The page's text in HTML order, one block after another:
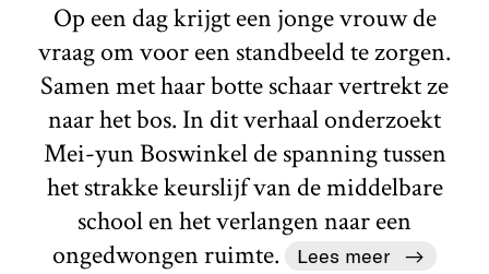
Op een dag krijgt een jonge vrouw de
vraag om voor een standbeeld te zorgen.
Samen met haar botte schaar vertrekt ze
naar het bos. In dit verhaal onderzoekt
Mei-yun Boswinkel de spanning tussen
het strakke keurslijf van de middelbare
school en het verlangen naar een
ongedwongen ruimte.
Lees meer